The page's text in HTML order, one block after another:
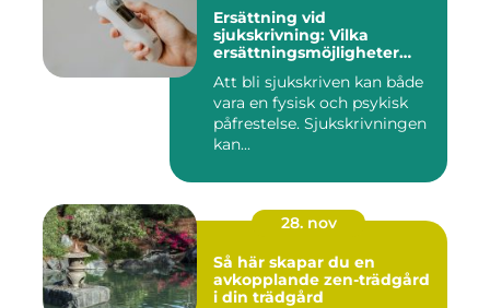
Ersättning vid
sjukskrivning: Vilka
ersättningsmöjligheter
Att bli sjukskriven kan både
vara en fysisk och psykisk
påfrestelse. Sjukskrivningen
kan...
28. nov
Så här skapar du en
avkopplande zen-trädgård
i din trädgård